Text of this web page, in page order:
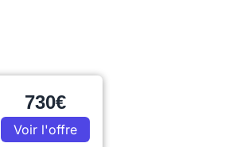
730€
Voir l'offre